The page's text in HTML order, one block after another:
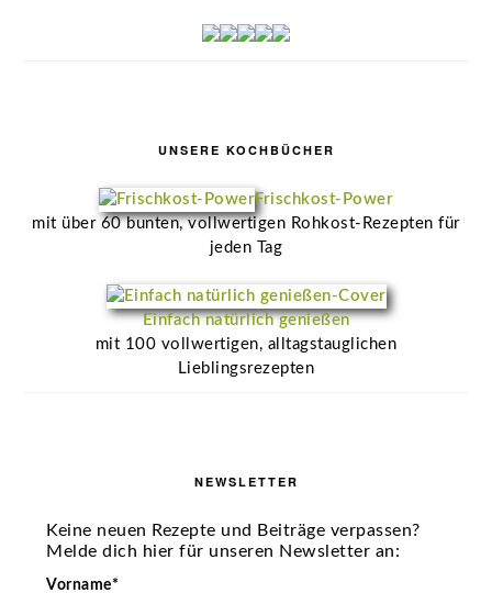
UNSERE KOCHBÜCHER
Frischkost-Power
mit über 60 bunten, vollwertigen Rohkost-Rezepten für
jeden Tag
Einfach natürlich genießen
mit 100 vollwertigen, alltagstauglichen
Lieblingsrezepten
NEWSLETTER
Keine neuen Rezepte und Beiträge verpassen?
Melde dich hier für unseren Newsletter an:
Vorname*